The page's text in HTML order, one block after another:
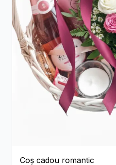
Coș cadou romantic